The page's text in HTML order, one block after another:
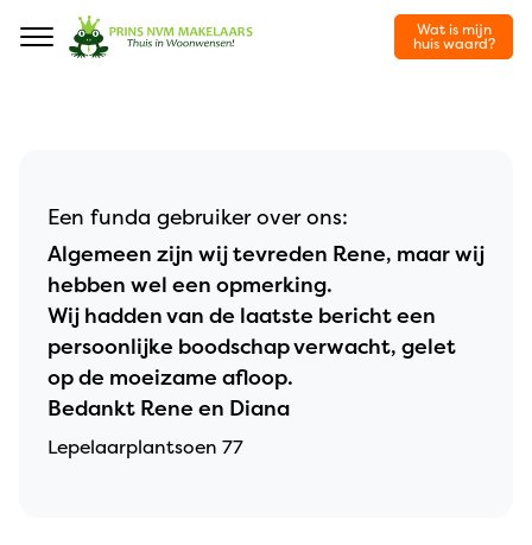
Navigation
Wat is mijn
huis waard?
Een funda gebruiker over ons:
Algemeen zijn wij tevreden Rene, maar wij
hebben wel een opmerking.
Wij hadden van de laatste bericht een
persoonlijke boodschap verwacht, gelet
op de moeizame afloop.
Bedankt Rene en Diana
Lepelaarplantsoen 77